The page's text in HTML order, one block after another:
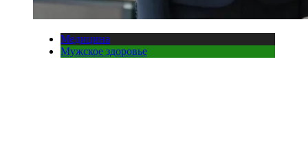
Медицина
Мужское здоровье